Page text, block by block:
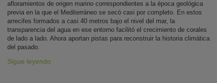
afloramientos de origen marino correspondientes a la época geológica
previa en la que el Mediterráneo se secó casi por completo. En estos
arrecifes formados a casi 40 metros bajo el nivel del mar, la
transparencia del agua en ese entorno facilitó el crecimiento de corales
de lado a lado. Ahora aportan pistas para reconstruir la historia climática
del pasado.
Sigue leyendo